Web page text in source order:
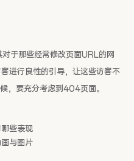
于那些经常修改页面URL的网
进行良性的引导，让这些访客不
，要充分考虑到404页面。
些表现
与图片